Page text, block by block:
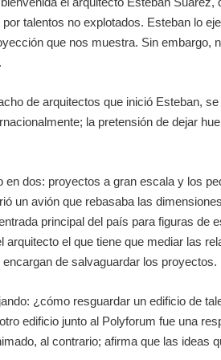
talentos no explotados. Esteban lo
que nos muestra. Sin embargo,
de arquitectos que inició Esteban,
la pretensión de dejar
dos: proyectos a gran escala y los
un avión que rebasaba las
principal del país para figuras de
el que tiene que mediar las
de salvaguardar los proyectos.
¿cómo resguardar un edificio de
edificio junto al Polyforum fue una
al contrario; afirma que las ideas